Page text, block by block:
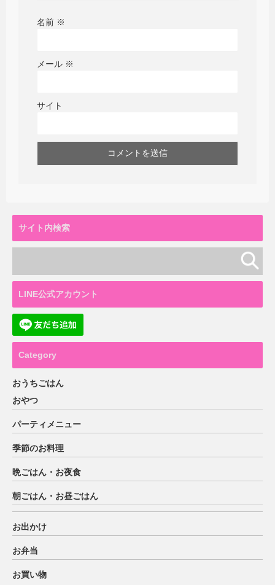
名前 ※
メール ※
サイト
サイト内検索
LINE公式アカウント
Category
おうちごはん
おやつ
パーティメニュー
季節のお料理
晩ごはん・お夜食
朝ごはん・お昼ごはん
お出かけ
お弁当
お買い物